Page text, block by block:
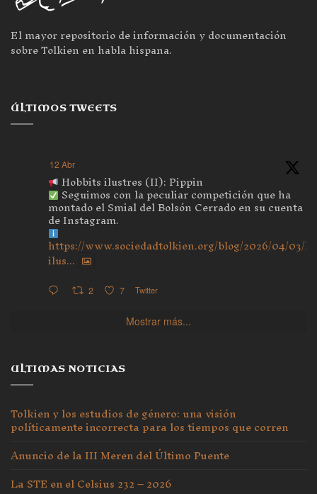
El mayor repositorio de información y documentación
sobre Tolkien en habla hispana.
ÚLTIMOS TWEETS
12 Abr
Hobbits ilustres (II): Pippin
Seguimos con la peculiar competición que ha
montado el Smial del Bolsón Cerrado en su cuenta
de Instagram.
https://www.sociedadtolkien.org/blog/2026/04/03/
ilus...
2 7 Twitter
Mostrar más...
ULTIMAS NOTICIAS
Tolkien y los estudios de género: una visión
políticamente incorrecta para los tiempos que corren
Anuncio de la III Meren del Último Puente
La STE en el Celsius 232 – 2026